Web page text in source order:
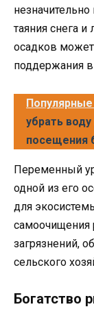
таяния снега и
осадков
поддержания
Популярные
убрать
посещения
Переменный
одной из его
для
самоочищения
загрязнений,
сельского
Богатство